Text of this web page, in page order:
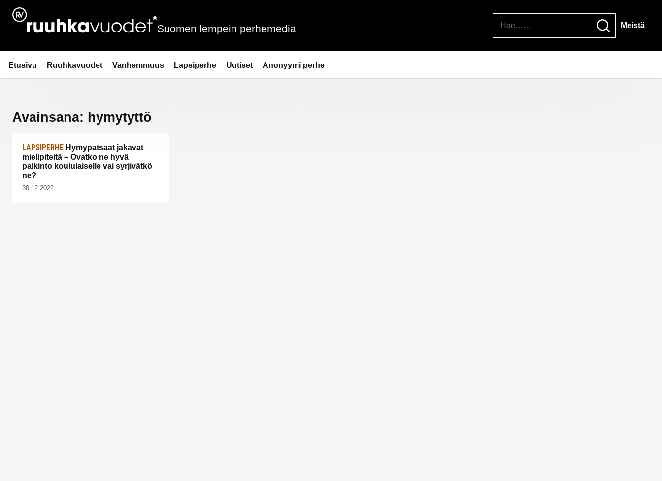
Siirry
sisältöön
Ruuhkavuodet.fi
Suomen lempein perhemedia Meistä
Etusivu Ruuhkavuodet Vanhemmuus Lapsiperhe Uutiset Anonyymi perhe
Avainsana: hymytyttö
LAPSIPERHE Hymypatsaat jakavat
mielipiteitä – Ovatko ne hyvä
palkinto koululaiselle vai syrjivätkö
ne?
30.12.2022